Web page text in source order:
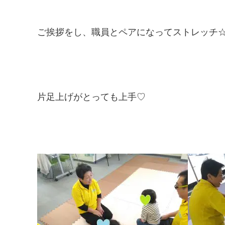
ご挨拶をし、職員とペアになってストレッチ
片足上げがとっても上手♡